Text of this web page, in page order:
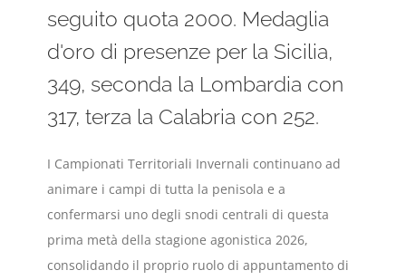
seguito quota 2000. Medaglia
d'oro di presenze per la Sicilia,
349, seconda la Lombardia con
317, terza la Calabria con 252.
I Campionati Territoriali Invernali continuano ad
animare i campi di tutta la penisola e a
confermarsi uno degli snodi centrali di questa
prima metà della stagione agonistica 2026,
consolidando il proprio ruolo di appuntamento di